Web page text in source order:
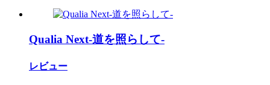
Qualia Next-道を照らして-
レビュー